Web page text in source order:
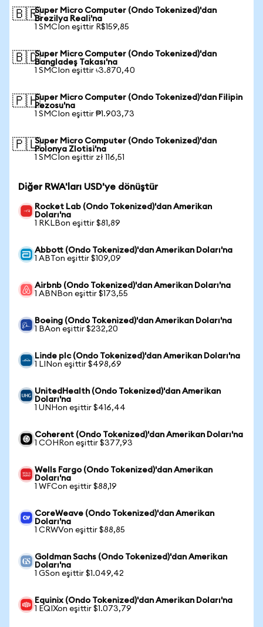
🇧🇷Super Micro Computer (Ondo Tokenized)'dan
Brezilya Reali'na
1 SMCIon eşittir R$159,85
🇧🇩Super Micro Computer (Ondo Tokenized)'dan
Bangladeş Takası'na
1 SMCIon eşittir ৳3.870,40
🇵🇭Super Micro Computer (Ondo Tokenized)'dan Filipin
Pezosu'na
1 SMCIon eşittir ₱1.903,73
🇵🇱Super Micro Computer (Ondo Tokenized)'dan
Polonya Zlotisi'na
1 SMCIon eşittir zł 116,51
Diğer RWA'ları USD'ye dönüştür
Rocket Lab (Ondo Tokenized)'dan Amerikan
Doları'na
1 RKLBon eşittir $81,89
Abbott (Ondo Tokenized)'dan Amerikan Doları'na
1 ABTon eşittir $109,09
Airbnb (Ondo Tokenized)'dan Amerikan Doları'na
1 ABNBon eşittir $173,55
Boeing (Ondo Tokenized)'dan Amerikan Doları'na
1 BAon eşittir $232,20
Linde plc (Ondo Tokenized)'dan Amerikan Doları'na
1 LINon eşittir $498,69
UnitedHealth (Ondo Tokenized)'dan Amerikan
Doları'na
1 UNHon eşittir $416,44
Coherent (Ondo Tokenized)'dan Amerikan Doları'na
1 COHRon eşittir $377,93
Wells Fargo (Ondo Tokenized)'dan Amerikan
Doları'na
1 WFCon eşittir $88,19
CoreWeave (Ondo Tokenized)'dan Amerikan
Doları'na
1 CRWVon eşittir $88,85
Goldman Sachs (Ondo Tokenized)'dan Amerikan
Doları'na
1 GSon eşittir $1.049,42
Equinix (Ondo Tokenized)'dan Amerikan Doları'na
1 EQIXon eşittir $1.073,79